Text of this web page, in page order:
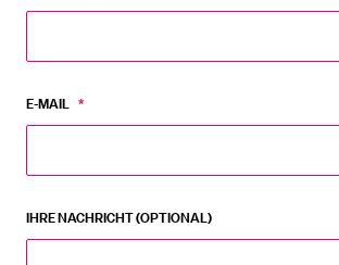
E-MAIL *
IHRE NACHRICHT (OPTIONAL)